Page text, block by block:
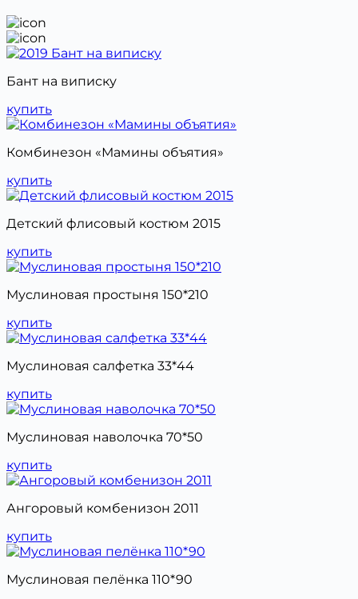
Бант на виписку
купить
Комбинезон «Мамины объятия»
купить
Детский флисовый костюм 2015
купить
Муслиновая простыня 150*210
купить
Муслиновая салфетка 33*44
купить
Муслиновая наволочка 70*50
купить
Ангоровый комбенизон 2011
купить
Муслиновая пелёнка 110*90